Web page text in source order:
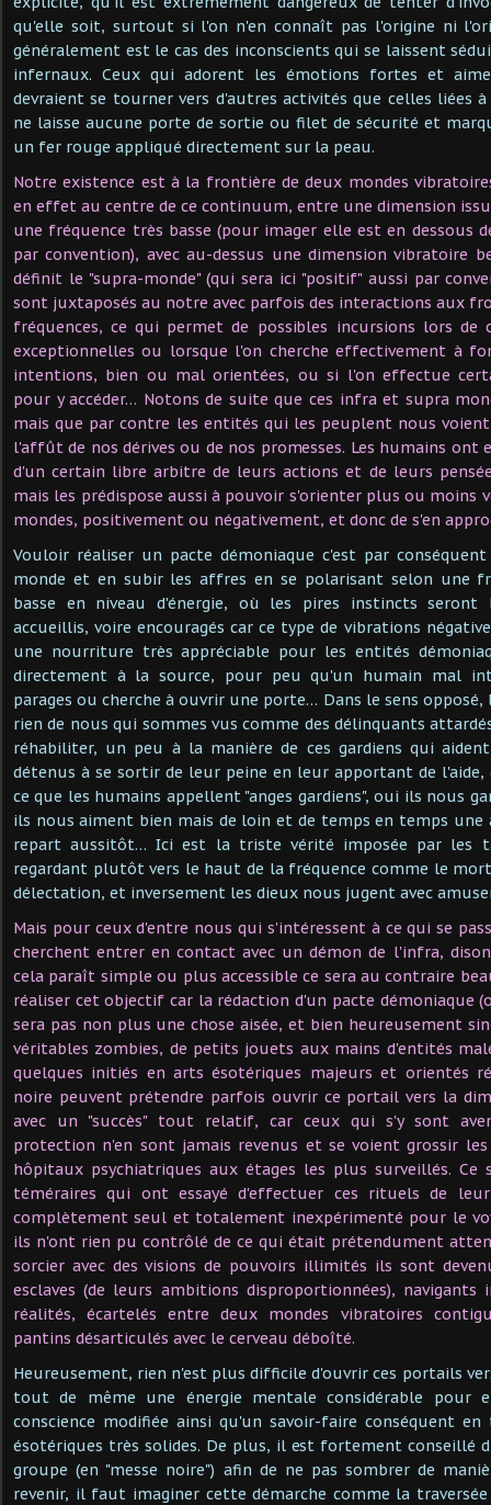
qu'elle soit, surtout si l'on n'en connaît pas l'origine ni
généralement est le cas des inconscients qui se laissent
infernaux. Ceux qui adorent les émotions fortes et
devraient se tourner vers d'autres activités que celles liées
ne laisse aucune porte de sortie ou filet de sécurité et
un fer rouge appliqué directement sur la peau.
Notre existence est à la frontière de deux mondes
en effet au centre de ce continuum, entre une dimension
une fréquence très basse (pour imager elle est en dessous
par convention), avec au-dessus une dimension vibratoire
définit le "supra-monde" (qui sera ici "positif" aussi par
sont juxtaposés au notre avec parfois des interactions aux
fréquences, ce qui permet de possibles incursions lors de
exceptionnelles ou lorsque l'on cherche effectivement à
intentions, bien ou mal orientées, ou si l'on effectue
pour y accéder… Notons de suite que ces infra et supra
mais que par contre les entités qui les peuplent nous
l'affût de nos dérives ou de nos promesses. Les humains
d'un certain libre arbitre de leurs actions et de leurs
mais les prédispose aussi à pouvoir s'orienter plus ou moins
mondes, positivement ou négativement, et donc de s'en
Vouloir réaliser un pacte démoniaque c'est par
monde et en subir les affres en se polarisant selon une
basse en niveau d'énergie, où les pires instincts
accueillis, voire encouragés car ce type de vibrations
une nourriture très appréciable pour les entités
directement à la source, pour peu qu'un humain mal
parages ou cherche à ouvrir une porte… Dans le sens
rien de nous qui sommes vus comme des délinquants
réhabiliter, un peu à la manière de ces gardiens qui
détenus à se sortir de leur peine en leur apportant de l'aide,
ce que les humains appellent "anges gardiens", oui ils nous
ils nous aiment bien mais de loin et de temps en temps
repart aussitôt… Ici est la triste vérité imposée par les
regardant plutôt vers le haut de la fréquence comme le
délectation, et inversement les dieux nous jugent avec
Mais pour ceux d'entre nous qui s'intéressent à ce qui se
cherchent entrer en contact avec un démon de l'infra,
cela paraît simple ou plus accessible ce sera au contraire
réaliser cet objectif car la rédaction d'un pacte démoniaque
sera pas non plus une chose aisée, et bien heureusement
véritables zombies, de petits jouets aux mains d'entités
quelques initiés en arts ésotériques majeurs et orientés
noire peuvent prétendre parfois ouvrir ce portail vers la
avec un "succès" tout relatif, car ceux qui s'y sont
protection n'en sont jamais revenus et se voient grossir les
hôpitaux psychiatriques aux étages les plus surveillés. Ce
téméraires qui ont essayé d'effectuer ces rituels de
complètement seul et totalement inexpérimenté pour le
ils n'ont rien pu contrôlé de ce qui était prétendument
sorcier avec des visions de pouvoirs illimités ils sont
esclaves (de leurs ambitions disproportionnées),
réalités, écartelés entre deux mondes vibratoires
pantins désarticulés avec le cerveau déboîté.
Heureusement, rien n'est plus difficile d'ouvrir ces portails
tout de même une énergie mentale considérable pour
conscience modifiée ainsi qu'un savoir-faire conséquent en
ésotériques très solides. De plus, il est fortement conseillé
groupe (en "messe noire") afin de ne pas sombrer de
revenir, il faut imaginer cette démarche comme la